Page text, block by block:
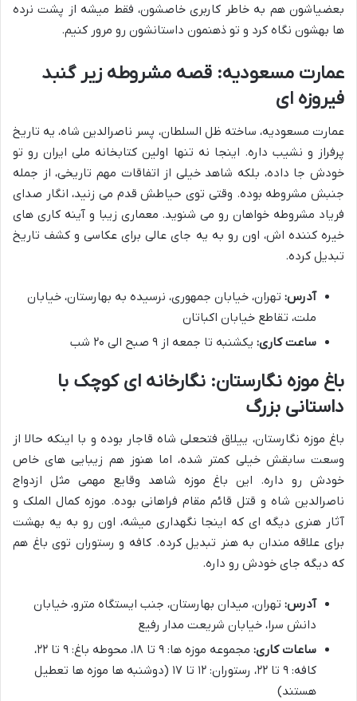
بعضیاشون هم به خاطر کاربری خاصشون، فقط میشه از پشت نرده
ها بهشون نگاه کرد و تو ذهنمون داستانشون رو مرور کنیم.
عمارت مسعودیه: قصه مشروطه زیر گنبد
فیروزه ای
عمارت مسعودیه، ساخته ظل السلطان، پسر ناصرالدین شاه، یه تاریخ
پرفراز و نشیب داره. اینجا نه تنها اولین کتابخانه ملی ایران رو تو
خودش جا داده، بلکه شاهد خیلی از اتفاقات مهم تاریخی، از جمله
جنبش مشروطه بوده. وقتی توی حیاطش قدم می زنید، انگار صدای
فریاد مشروطه خواهان رو می شنوید. معماری زیبا و آینه کاری های
خیره کننده اش، اون رو به یه جای عالی برای عکاسی و کشف تاریخ
تبدیل کرده.
آدرس: تهران، خیابان جمهوری، نرسیده به بهارستان، خیابان
ملت، تقاطع خیابان اکباتان
ساعت کاری: یکشنبه تا جمعه از ۹ صبح الی ۲۰ شب
باغ موزه نگارستان: نگارخانه ای کوچک با
داستانی بزرگ
باغ موزه نگارستان، ییلاق فتحعلی شاه قاجار بوده و با اینکه حالا از
وسعت سابقش خیلی کمتر شده، اما هنوز هم زیبایی های خاص
خودش رو داره. این باغ موزه شاهد وقایع مهمی مثل ازدواج
ناصرالدین شاه و قتل قائم مقام فراهانی بوده. موزه کمال الملک و
آثار هنری دیگه ای که اینجا نگهداری میشه، اون رو به یه بهشت
برای علاقه مندان به هنر تبدیل کرده. کافه و رستوران توی باغ هم
که دیگه جای خودش رو داره.
آدرس: تهران، میدان بهارستان، جنب ایستگاه مترو، خیابان
دانش سرا، خیابان شریعت مدار رفیع
ساعات کاری:
مجموعه موزه ها: ۹ تا ۱۸، محوطه باغ: ۹ تا ۲۲،
کافه: ۹ تا ۲۲، رستوران: ۱۲ تا ۱۷ (دوشنبه ها موزه ها تعطیل
هستند)